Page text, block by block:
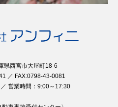
県西宮市大屋町18-6
／ FAX:0798-43-0081
営業時間：9:00～17:30